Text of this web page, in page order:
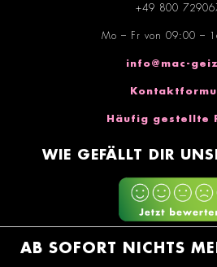
+49 800
Mo – Fr von 09:00 –
info@mac-
Häufig gestellte
WIE GEFÄLLT DIR
AB SOFORT NICHTS